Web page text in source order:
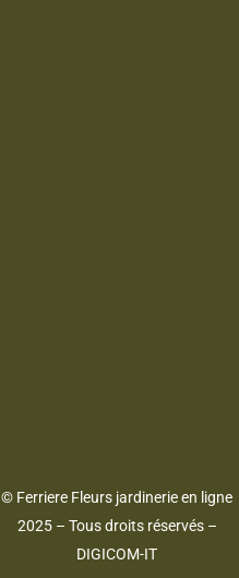
© Ferriere Fleurs jardinerie en ligne
2025 – Tous droits réservés –
DIGICOM-IT